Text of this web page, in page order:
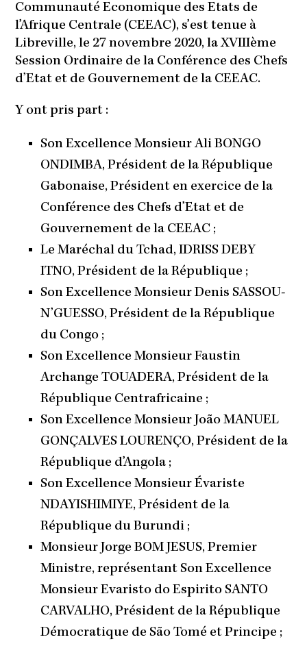
Communauté Economique des Etats de
l’Afrique Centrale (CEEAC), s’est tenue à
Libreville, le 27 novembre 2020, la XVIIIème
Session Ordinaire de la Conférence des Chefs
d’Etat et de Gouvernement de la CEEAC.
Y ont pris part :
Son Excellence Monsieur Ali BONGO
ONDIMBA, Président de la République
Gabonaise, Président en exercice de la
Conférence des Chefs d’Etat et de
Gouvernement de la CEEAC ;
Le Maréchal du Tchad, IDRISS DEBY
ITNO, Président de la République ;
Son Excellence Monsieur Denis SASSOU-
N’GUESSO, Président de la République
du Congo ;
Son Excellence Monsieur Faustin
Archange TOUADERA, Président de la
République Centrafricaine ;
Son Excellence Monsieur João MANUEL
GONÇALVES LOURENÇO, Président de la
République d’Angola ;
Son Excellence Monsieur Évariste
NDAYISHIMIYE, Président de la
République du Burundi ;
Monsieur Jorge BOM JESUS, Premier
Ministre, représentant Son Excellence
Monsieur Evaristo do Espirito SANTO
CARVALHO, Président de la République
Démocratique de São Tomé et Principe ;